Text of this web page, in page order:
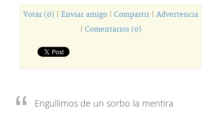
Votar (0) Enviar amigo| Compartir| Advertencia
Comentarios (0)
Engullimos de un sorbo la mentira